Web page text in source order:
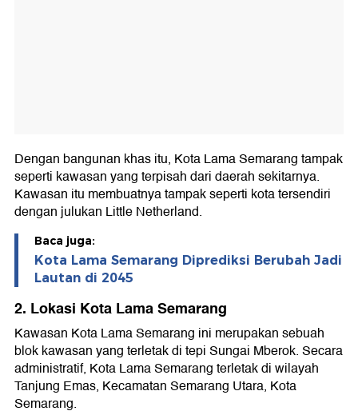
Dengan bangunan khas itu, Kota Lama Semarang tampak
seperti kawasan yang terpisah dari daerah sekitarnya.
Kawasan itu membuatnya tampak seperti kota tersendiri
dengan julukan Little Netherland.
Baca juga:
Kota Lama Semarang Diprediksi Berubah Jadi
Lautan di 2045
2. Lokasi Kota Lama Semarang
Kawasan Kota Lama Semarang ini merupakan sebuah
blok kawasan yang terletak di tepi Sungai Mberok. Secara
administratif, Kota Lama Semarang terletak di wilayah
Tanjung Emas, Kecamatan Semarang Utara, Kota
Semarang.